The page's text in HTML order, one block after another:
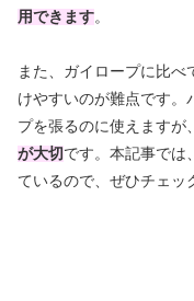
用できます。
また、ガイロープに比
けやすいのが難点です。
プを張るのに使えますが、
が大切 です。本記事では
ているので、ぜひチェッ